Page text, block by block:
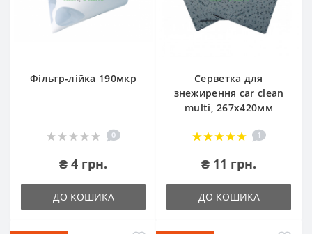
Фільтр-лійка 190мкр
0
₴ 4 грн.
ДО КОШИКА
Серветка для
знежирення car clean
multi, 267х420мм
1
₴ 11 грн.
ДО КОШИКА